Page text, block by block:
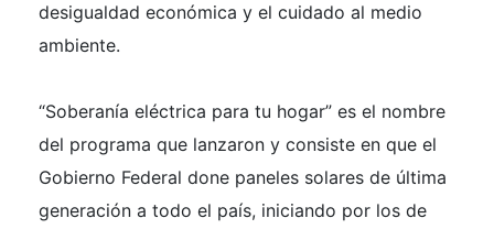
desigualdad económica y el cuidado al medio
ambiente.
“Soberanía eléctrica para tu hogar” es el nombre
del programa que lanzaron y consiste en que el
Gobierno Federal done paneles solares de última
generación a todo el país, iniciando por los de